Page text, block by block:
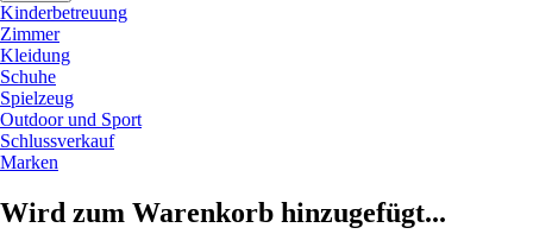
Kinderbetreuung
Zimmer
Kleidung
Schuhe
Spielzeug
Outdoor und Sport
Schlussverkauf
Marken
Wird zum Warenkorb hinzugefügt...